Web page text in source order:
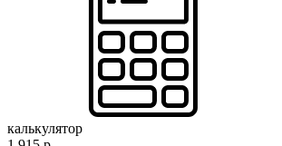
калькулятор